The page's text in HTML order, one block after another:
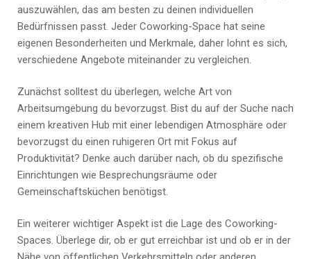
auszuwählen, das am besten zu deinen individuellen
Bedürfnissen passt. Jeder Coworking-Space hat seine
eigenen Besonderheiten und Merkmale, daher lohnt es sich,
verschiedene Angebote miteinander zu vergleichen.
Zunächst solltest du überlegen, welche Art von
Arbeitsumgebung du bevorzugst. Bist du auf der Suche nach
einem kreativen Hub mit einer lebendigen Atmosphäre oder
bevorzugst du einen ruhigeren Ort mit Fokus auf
Produktivität? Denke auch darüber nach, ob du spezifische
Einrichtungen wie Besprechungsräume oder
Gemeinschaftsküchen benötigst.
Ein weiterer wichtiger Aspekt ist die Lage des Coworking-
Spaces. Überlege dir, ob er gut erreichbar ist und ob er in der